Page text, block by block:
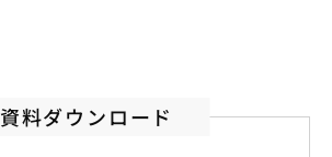
資料ダウンロード